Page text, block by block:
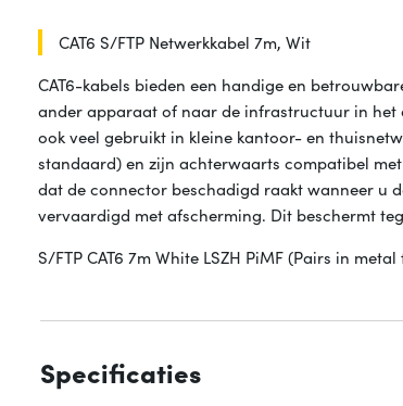
CAT6 S/FTP Netwerkkabel 7m, Wit
CAT6-kabels bieden een handige en
ander apparaat of naar de infrastructuur in het
ook veel gebruikt in kleine kantoor- en
standaard) en zijn achterwaarts compatibel
dat de connector beschadigd raakt wanneer u
vervaardigd met afscherming. Dit beschermt
S/FTP CAT6 7m White LSZH PiMF (Pairs in
Specificaties